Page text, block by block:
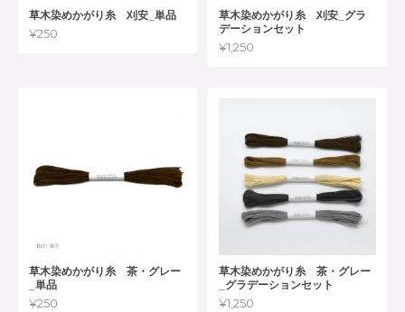
草木染めかがり糸 刈安_単品
¥250
草木染めかがり糸 刈安_グラ
デーションセット
¥1,250
草木染めかがり糸 茶・グレー
_単品
¥250
草木染めかがり糸 茶・グレー
_グラデーションセット
¥1,250